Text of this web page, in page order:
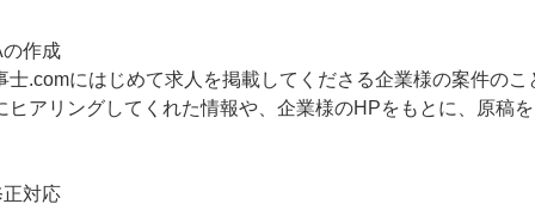
作成
士.comにはじめて求人を掲載してくださる企業様の案件のこ
ヒアリングしてくれた情報や、企業様のHPをもとに、原稿
対応